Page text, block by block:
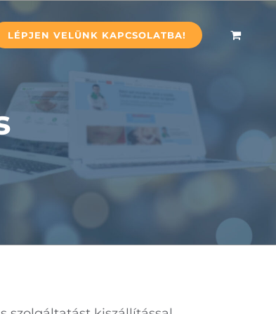
LÉPJEN VELÜNK KAPCSOLATBA!